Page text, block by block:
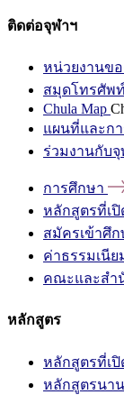
ติดต่อจุฬาฯ
หน่วยงานขอ
สมุดโทรศัพ
Chula Map
แผนที่และกา
ร่วมงานกับจุ
การศึกษา
หลักสูตรที่เ
สมัครเข้าศึก
ค่าธรรมเนี
คณะและสำ
หลักสูตร
หลักสูตรที่เ
หลักสูตรนา